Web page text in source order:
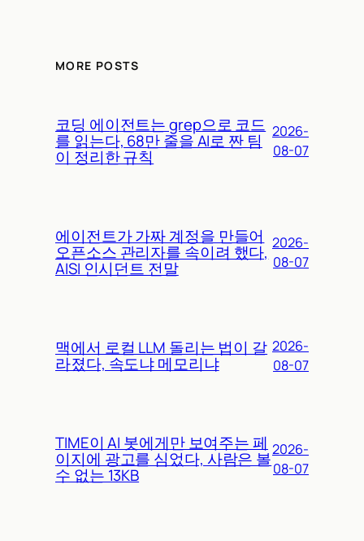
MORE POSTS
코딩 에이전트는 grep으로 코드
를 읽는다, 68만 줄을 AI로 짠 팀
이 정리한 규칙
2026-
08-07
에이전트가 가짜 계정을 만들어
오픈소스 관리자를 속이려 했다,
AISI 인시던트 전말
2026-
08-07
맥에서 로컬 LLM 돌리는 법이 갈
라졌다, 속도냐 메모리냐
2026-
08-07
TIME이 AI 봇에게만 보여주는 페
이지에 광고를 심었다, 사람은 볼
수 없는 13KB
2026-
08-07